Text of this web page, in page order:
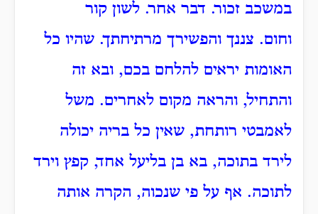
במשכב זכור. דבר אחר. לשון קור
וחום. צננך והפשירך מרתיחתך. שהיו כל
האומות יראים להלחם בכם, ובא זה
והתחיל, והראה מקום לאחרים. משל
לאמבטי רותחת, שאין כל בריה יכולה
לירד בתוכה, בא בן בליעל אחד, קפץ וירד
לתוכה. אף על פי שנכוה, הקרה אותה